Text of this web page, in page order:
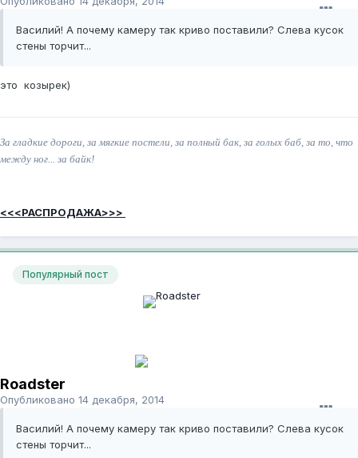
Василий! А почему камеру так криво поставили? Слева кусок
стены торчит...
это козырек)
За гладкие дороги, за мягкие постели, за полный бак, за голых баб, за то, что
между ног... за байк!
<<<РАСПРОДАЖА>>>
Популярный пост
Roadster
Опубликовано 14 декабря, 2014
Василий! А почему камеру так криво поставили? Слева кусок
стены торчит...